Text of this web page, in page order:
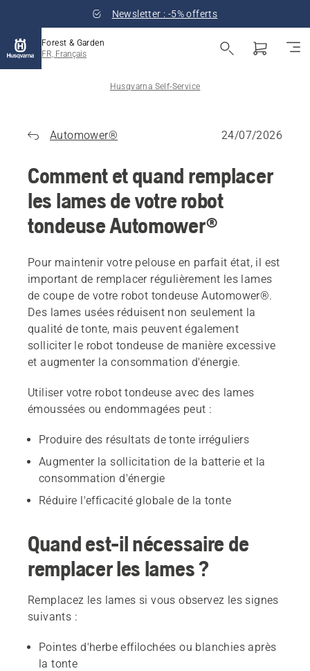
Newsletter : -5% offerts
Forest & Garden
FR, Français
Husqvarna Self-Service
Automower® 24/07/2026
Comment et quand remplacer
les lames de votre robot
tondeuse Automower®
Pour maintenir votre pelouse en parfait état, il est
important de remplacer régulièrement les lames
de coupe de votre robot tondeuse Automower®.
Des lames usées réduisent non seulement la
qualité de tonte, mais peuvent également
solliciter le robot tondeuse de manière excessive
et augmenter la consommation d'énergie.
Utiliser votre robot tondeuse avec des lames
émoussées ou endommagées peut :
Produire des résultats de tonte irréguliers
Augmenter la sollicitation de la batterie et la
consommation d'énergie
Réduire l'efficacité globale de la tonte
Quand est-il nécessaire de
remplacer les lames ?
Remplacez les lames si vous observez les signes
suivants :
Pointes d'herbe effilochées ou blanchies après
la tonte